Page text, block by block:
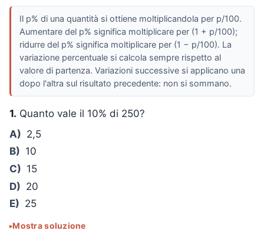
Il p% di una quantità si ottiene moltiplicandola per p/100.
Aumentare del p% significa moltiplicare per (1 + p/100);
ridurre del p% significa moltiplicare per (1 − p/100). La
variazione percentuale si calcola sempre rispetto al
valore di partenza. Variazioni successive si applicano una
dopo l'altra sul risultato precedente: non si sommano.
1. Quanto vale il 10% di 250?
A) 2,5
B) 10
C) 15
D) 20
E) 25
Mostra soluzione